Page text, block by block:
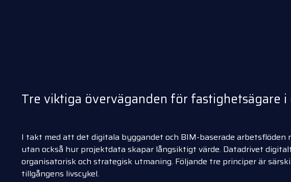
Tre viktiga överväganden för fastighetsägare
I takt med att det digitala byggandet och BIM-baserade
utan också hur projektdata skapar långsiktigt värde. Datadrivet
organisatorisk och strategisk utmaning. Följande tre principer är
tillgångens livscykel.